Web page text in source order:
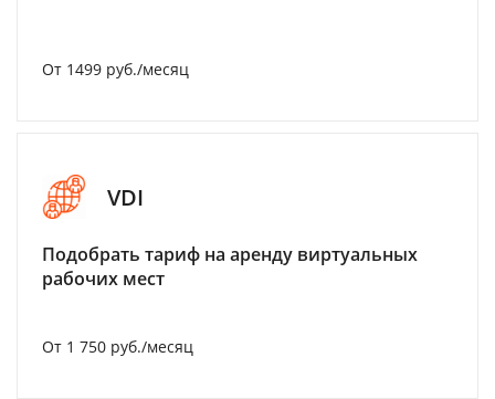
От 1499 руб./месяц
VDI
Подобрать тариф на аренду виртуальных
рабочих мест
От 1 750 руб./месяц